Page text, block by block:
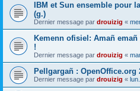
IBM et Sun ensemble pour
(g.)
Dernier message par drouizig «
Kemenn ofisiel: Amañ
!
Dernier message par drouizig «
Pellgargañ : OpenOffice.org
Dernier message par drouizig «